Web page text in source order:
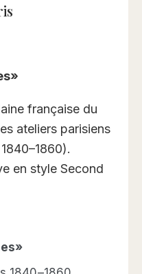
française du
ateliers parisiens
en style Second